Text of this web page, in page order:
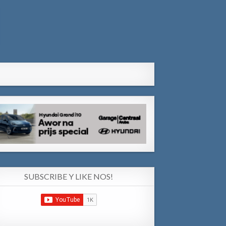
SUBSCRIBE Y LIKE NOS!